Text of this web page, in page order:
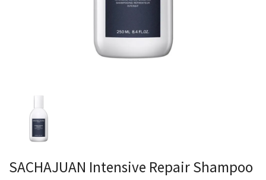
SACHAJUAN Intensive Repair Shampoo